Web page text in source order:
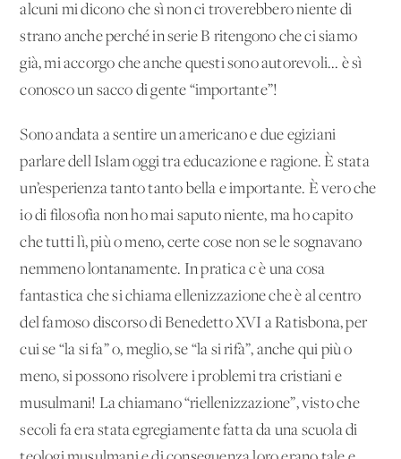
alcuni mi dicono che sì non ci troverebbero niente di
strano anche perché in serie B ritengono che ci siamo
già, mi accorgo che anche questi sono autorevoli... è sì
conosco un sacco di gente “importante”!
Sono andata a sentire un americano e due egiziani
parlare dell'Islam oggi tra educazione e ragione. È stata
un’esperienza tanto tanto bella e importante. È vero che
io di filosofia non ho mai saputo niente, ma ho capito
che tutti lì, più o meno, certe cose non se le sognavano
nemmeno lontanamente. In pratica c'è una cosa
fantastica che si chiama ellenizzazione che è al centro
del famoso discorso di Benedetto XVI a Ratisbona, per
cui se “la si fa” o, meglio, se “la si rifà”, anche qui più o
meno, si possono risolvere i problemi tra cristiani e
musulmani! La chiamano “riellenizzazione”, visto che
secoli fa era stata egregiamente fatta da una scuola di